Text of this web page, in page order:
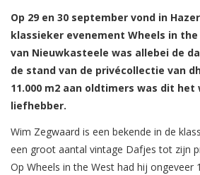
Op 29 en 30 september vond in
klassieker evenement Wheels in
van Nieuwkasteele was allebei de
de stand van de privécollectie van
11.000 m2 aan oldtimers was dit het
liefhebber.
Wim Zegwaard is een bekende in de
een groot aantal vintage Dafjes tot zijn
Op Wheels in the West had hij ongeveer